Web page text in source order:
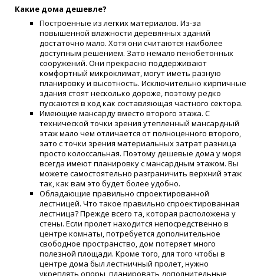
Какие дома дешевле?
Построенные из легких материалов. Из-за
повышенной влажности деревянных зданий
достаточно мало. Хотя они считаются наиболее
доступным решением. Зато немало пенобетонных
сооружений. Они прекрасно поддерживают
комфортный микроклимат, могут иметь разную
планировку и высотность. Исключительно кирпичные
здания стоят несколько дороже, поэтому редко
пускаются в ход как составляющая частного сектора.
Имеющие мансарду вместо второго этажа. С
технической точки зрения утепленный мансардный
этаж мало чем отличается от полноценного второго,
зато с точки зрения материальных затрат разница
просто колоссальная. Поэтому дешевые дома у моря
всегда имеют планировку с мансардным этажом. Вы
можете самостоятельно разграничить верхний этаж
так, как вам это будет более удобно.
Обладающие правильно спроектированной
лестницей. Что такое правильно спроектированная
лестница? Прежде всего та, которая расположена у
стены. Если пролет находится непосредственно в
центре комнаты, потребуется дополнительное
свободное пространство, дом потеряет много
полезной площади. Кроме того, для того чтобы в
центре дома был лестничный пролет, нужно
укреплять опоры, планировать дополнительные